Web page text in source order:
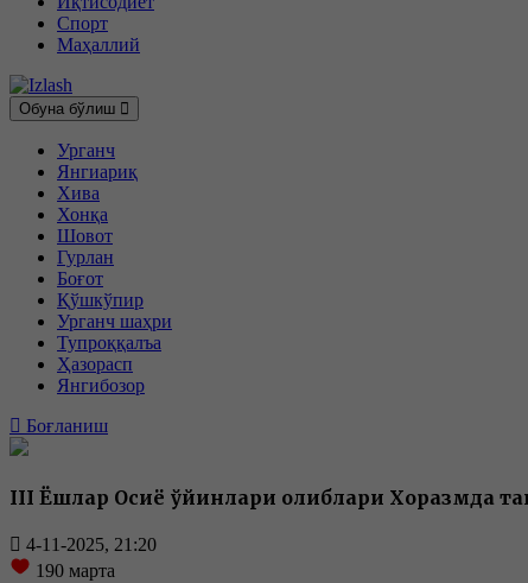
Спорт
Маҳаллий
Обуна бўлиш
Урганч
Янгиариқ
Хива
Хонқа
Шовот
Гурлан
Боғот
Қўшкўпир
Урганч шаҳри
Тупроққалъа
Ҳазорасп
Янгибозор
Боғланиш
III Ёшлар Осиё ўйинлари ғолиблари Хоразмда
4-11-2025, 21:20
190 марта